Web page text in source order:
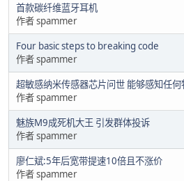
首款碳纤维蓝牙耳机
作者 spammer
Four basic steps to breaking code
作者 spammer
超敏感纳米传感器芯片问世 能够感知任何
作者 spammer
魅族M9成死机大王 引发群体投诉
作者 spammer
廖仁斌:5年后宽带提速10倍且不涨价
作者 spammer